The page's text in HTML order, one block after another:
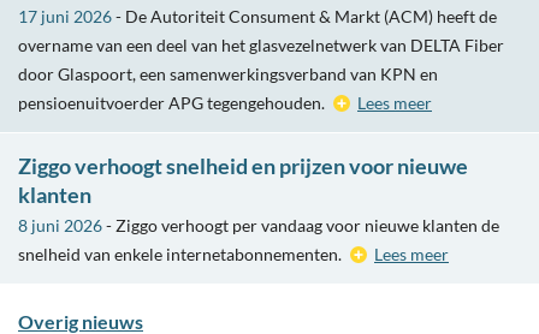
17 juni 2026- De Autoriteit Consument & Markt (ACM) heeft de
overname van een deel van het glasvezelnetwerk van DELTA Fiber
door Glaspoort, een samenwerkingsverband van KPN en
pensioenuitvoerder APG tegengehouden.
Lees meer
Ziggo verhoogt snelheid en prijzen voor nieuwe
klanten
8 juni 2026- Ziggo verhoogt per vandaag voor nieuwe klanten de
snelheid van enkele internetabonnementen.
Lees meer
Overig nieuws